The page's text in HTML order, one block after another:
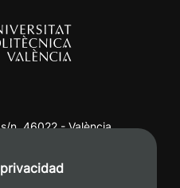
n. 46022 - València
04 00 50